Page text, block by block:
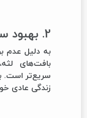
2. بهبود سریع‌تر
به دلیل عدم
بافت‌های
سریع‌تر است.
زندگی عادی